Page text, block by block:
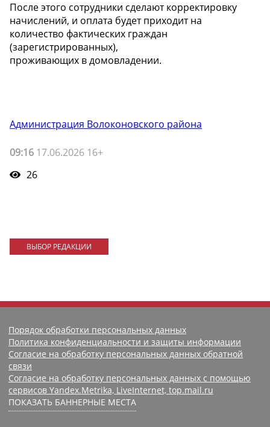
После этого сотрудники сделают корректировку
начислений, и оплата будет приходит на
количество фактических граждан
(зарегистрированных),
проживающих в домовладении.
Администрация Волоконовского района
09:16 17.06.2026 16+
26
ВЫБОР РЕДАКЦИИ
Порядок обработки персональных данных
Политика конфиденциальности и защиты информации
Согласие на обработку персональных данных обратной
связи
Согласие на обработку персональных данных с помощью
сервисов Yandex.Metrika, LiveInternet, top.mail.ru
ПОКАЗАТЬ БАННЕРНЫЕ МЕСТА